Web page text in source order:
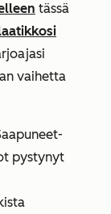
tässä
vaihetta
pystynyt